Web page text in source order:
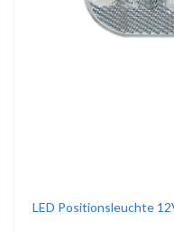
LED Positionsleuchte